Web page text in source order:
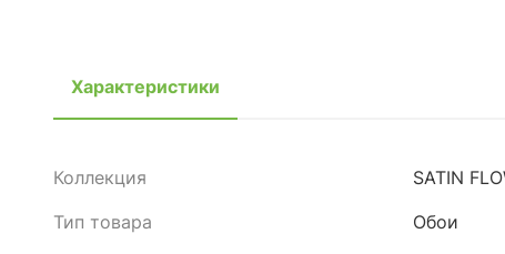
Характеристики
Коллекция
SATIN
Тип товара
Обои